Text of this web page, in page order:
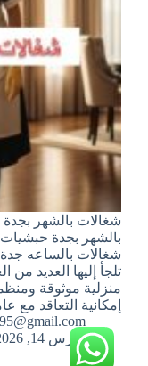
شغالات بالشهر
بالشهر بجدة
شغالات بالساعه
تلجأ إليها العديد
منزلية موثوقة
إمكانية التعاقد مع
مارس 14, 2026